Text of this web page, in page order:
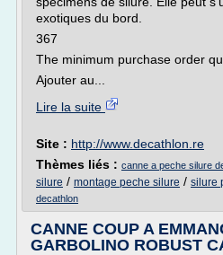
exotiques du bord.
367
The minimum purchase order
Ajouter au...
Lire la suite
Site : http://www.decathlon.re
Thèmes liés : canne a peche silure
silure / montage peche silure / silure
decathlon
CANNE COUP A
GARBOLINO ROBUST